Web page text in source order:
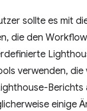
sollte es mit
die den
verwenden, die
Berichts
einige